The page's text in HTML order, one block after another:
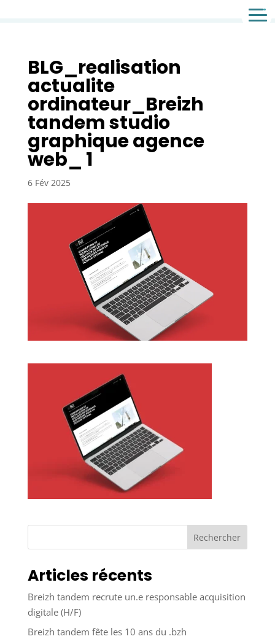
BLG_realisation
actualite
ordinateur_Breizh
tandem studio
graphique agence
web_ 1
6 Fév 2025
Rechercher
Articles récents
Breizh tandem recrute un.e responsable acquisition
digitale (H/F)
Breizh tandem fête les 10 ans du .bzh